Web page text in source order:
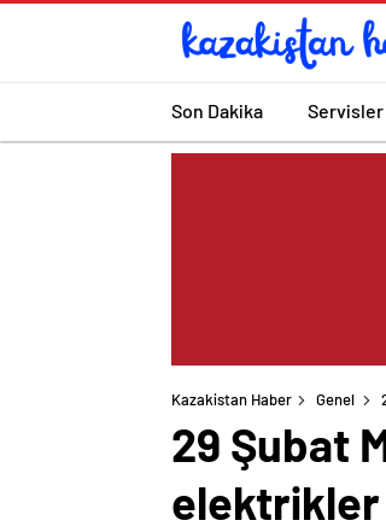
Son Dakika Servisler
Kazakistan Haber Genel
29 Şubat
elektrikler